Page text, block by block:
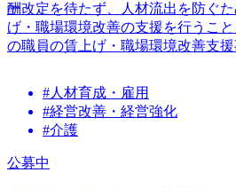
酬改定を待たず、人材流出を防ぐ
げ・職場環境改善の支援を行うこ
の職員の賃上げ・職場環境改善支援
#人材育成・雇用
#経営改善・経営強化
#介護
公募中